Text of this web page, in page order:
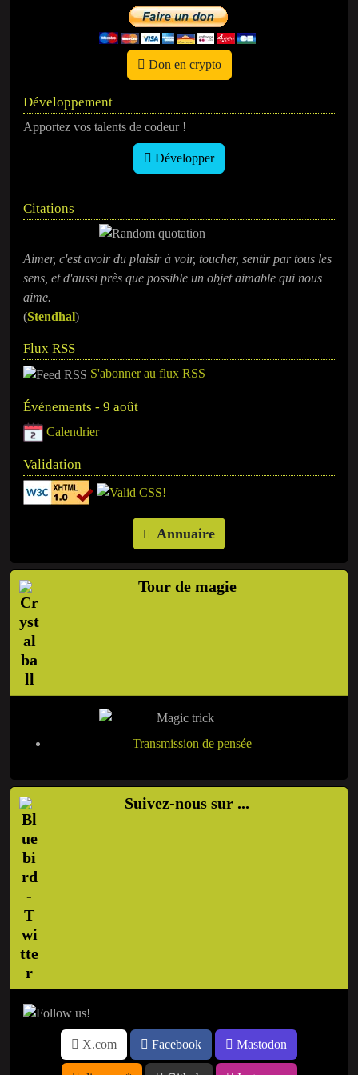
Don en crypto
Développement
Apportez vos talents de codeur !
Développer
Citations
Aimer, c'est avoir du plaisir à voir, toucher, sentir par tous les
sens, et d'aussi près que possible un objet aimable qui nous
aime.
(Stendhal)
Flux RSS
S'abonner au flux RSS
Événements - 9 août
Calendrier
Validation
Annuaire
Tour de magie
Transmission de pensée
Suivez-nous sur ...
X.com Facebook Mastodon